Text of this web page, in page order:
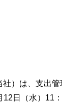
）は、支出
日（水）11